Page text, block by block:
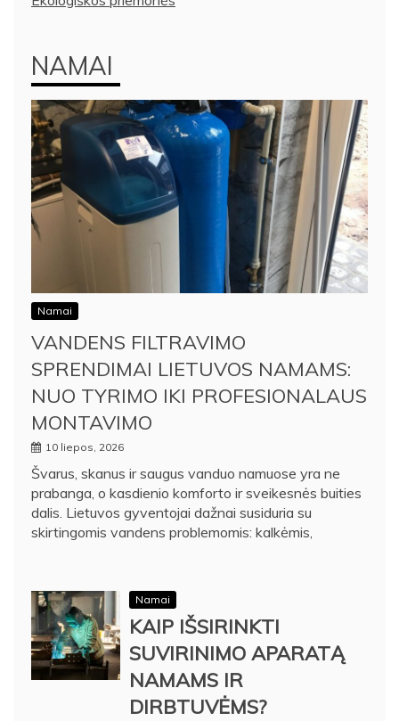
NAMAI
Namai
VANDENS FILTRAVIMO
SPRENDIMAI LIETUVOS NAMAMS:
NUO TYRIMO IKI PROFESIONALAUS
MONTAVIMO
10 liepos, 2026
Švarus, skanus ir saugus vanduo namuose yra ne
prabanga, o kasdienio komforto ir sveikesnės buities
dalis. Lietuvos gyventojai dažnai susiduria su
skirtingomis vandens problemomis: kalkėmis,
Namai
KAIP IŠSIRINKTI
SUVIRINIMO APARATĄ
NAMAMS IR
DIRBTUVĖMS?